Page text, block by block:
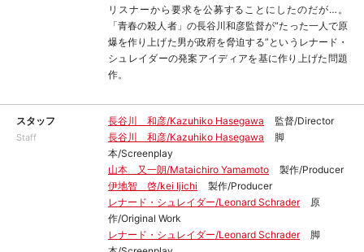
リスナーから要求を公募することにしたのだが…。
「青春の殺人者」の長谷川和彦監督が“たった一人で原
爆を作り上げた男が政府を脅迫する”というレナード・
シュレイダーの発案アイディアを基に作り上げた問題
作。
スタッフ
Staff
長谷川 和彦/Kazuhiko Hasegawa
監督/Director
長谷川 和彦/Kazuhiko Hasegawa
脚
本/Screenplay
山本 又一朗/Mataichiro Yamamoto
製作/Producer
伊地智 啓/kei Ijichi
製作/Producer
レナード・シュレイダー/Leonard Schrader
原
作/Original Work
レナード・シュレイダー/Leonard Schrader
脚